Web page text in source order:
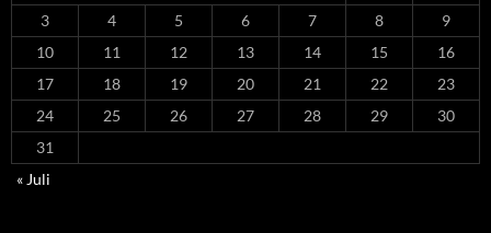
3
4 5 6 7 8
9
10
11 12 13 14 15
16
17
18 19 20 21 22
23
24
25 26 27 28 29
30
31
« Juli